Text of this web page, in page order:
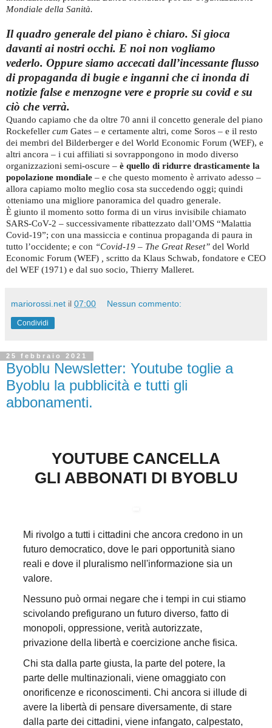
Mondiale della Sanità.
Il quadro generale del piano è chiaro. Si gioca
davanti ai nostri occhi. E noi non vogliamo
vederlo. Oppure siamo accecati dall’incessante flusso
di propaganda di bugie e inganni che ci inonda di
notizie false e menzogne vere e proprie su covid e su
ciò che verrà.
Quando capiamo che da oltre 70 anni il concetto generale del piano
Rockefeller cum Gates – e certamente altri, come Soros – e il resto
dei membri del Bilderberger e del World Economic Forum (WEF), e
altri ancora – i cui affiliati si sovrappongono in modo diverso
organizzazioni semi-oscure – è quello di ridurre drasticamente la
popolazione mondiale – e che questo momento è arrivato adesso –
allora capiamo molto meglio cosa sta succedendo oggi; quindi
otteniamo una migliore panoramica del quadro generale.
È giunto il momento sotto forma di un virus invisibile chiamato
SARS-CoV-2 – successivamente ribattezzato dall’OMS “Malattia
Covid-19”; con una massiccia e continua propaganda di paura in
tutto l’occidente; e con “Covid-19 – The Great Reset” del World
Economic Forum (WEF)
scritto da Klaus Schwab, fondatore e CEO
del WEF (1971) e dal suo socio, Thierry Malleret.
mariorossi.net il 07:00 Nessun commento:
Condividi
25 febbraio 2021
Byoblu Newsletter: Youtube toglie a
Byoblu la pubblicità e tutti gli
abbonamenti.
YOUTUBE CANCELLA
GLI ABBONATI DI BYOBLU
Mi rivolgo a tutti i cittadini che ancora credono in un
futuro democratico, dove le pari opportunità siano
reali e dove il pluralismo nell'informazione sia un
valore.
Nessuno può ormai negare che i tempi in cui stiamo
scivolando prefigurano un futuro diverso, fatto di
monopoli, oppressione, verità autorizzate,
privazione della libertà e coercizione anche fisica.
Chi sta dalla parte giusta, la parte del potere, la
parte delle multinazionali, viene omaggiato con
onorificenze e riconoscimenti. Chi ancora si illude di
avere la libertà di pensare diversamente, di stare
dalla parte dei cittadini, viene infangato, calpestato,